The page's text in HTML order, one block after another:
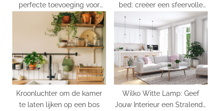
perfecte toevoeging voor
een rustige en stijlvolle
slaapkamer
bed: creëer een sfeervolle
Kroonluchter om de kamer
te laten lijken op een bos
Wilko Witte Lamp: Geef
Jouw Interieur een Stralende